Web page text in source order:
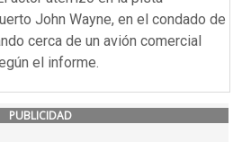
John Wayne, en el condado de
cerca de un avión comercial
el informe.
PUBLICIDAD